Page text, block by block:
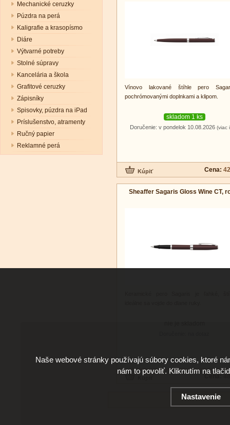
Mechanické ceruzky
Púzdra na perá
Kaligrafie a krasopísmo
Diáre
Výtvarné potreby
Stolné súpravy
Kancelária a škola
Grafitové ceruzky
Zápisníky
Spisovky, púzdra na iPad
Príslušenstvo, atramenty
Ručný papier
Reklamné perá
Vínovo lakované štíhle pero
pochrómovanými doplnkami a klipom.
skladom 1 ks
Doručenie: v pondelok 10.08.2026 (viac
Cena:
Sheaffer Sagaris Gloss Wine CT,
Cena:
Naše webové stránky používajú súbory cookies, ktoré
nám to povoliť. Kliknutím na
Nastavenie